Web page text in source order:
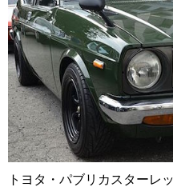
トヨタ・パブリカスターレ